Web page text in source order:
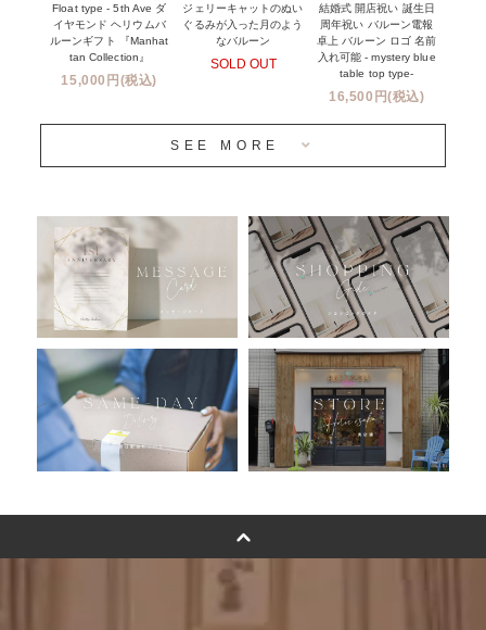
前撮り写真バルーン特集
姉妹店＆関連ショップについて
安心のチャビーバルーン
おすすめ商品
バルーン自動販売機
浮くバルーンオーダーメイド - coming soonn -
卓上バルーンオーダーメイド
ムーンリットバルーンについて
その他オーダーメイド
バルーンフラワーブーケについて
プリントフォント詳細＆使用例
Float type - 5th Ave ダ
イヤモンド ヘリウムバ
ルーンギフト 『Manhat
tan Collection』
15,000円(税込)
ジェリーキャットのぬい
ぐるみが入った月のよう
なバルーン
SOLD OUT
結婚式 開店祝い 誕生日
周年祝い バルーン電報
卓上 バルーン ロゴ 名前
入れ可能 - mystery blue
table top type-
16,500円(税込)
SEE MORE